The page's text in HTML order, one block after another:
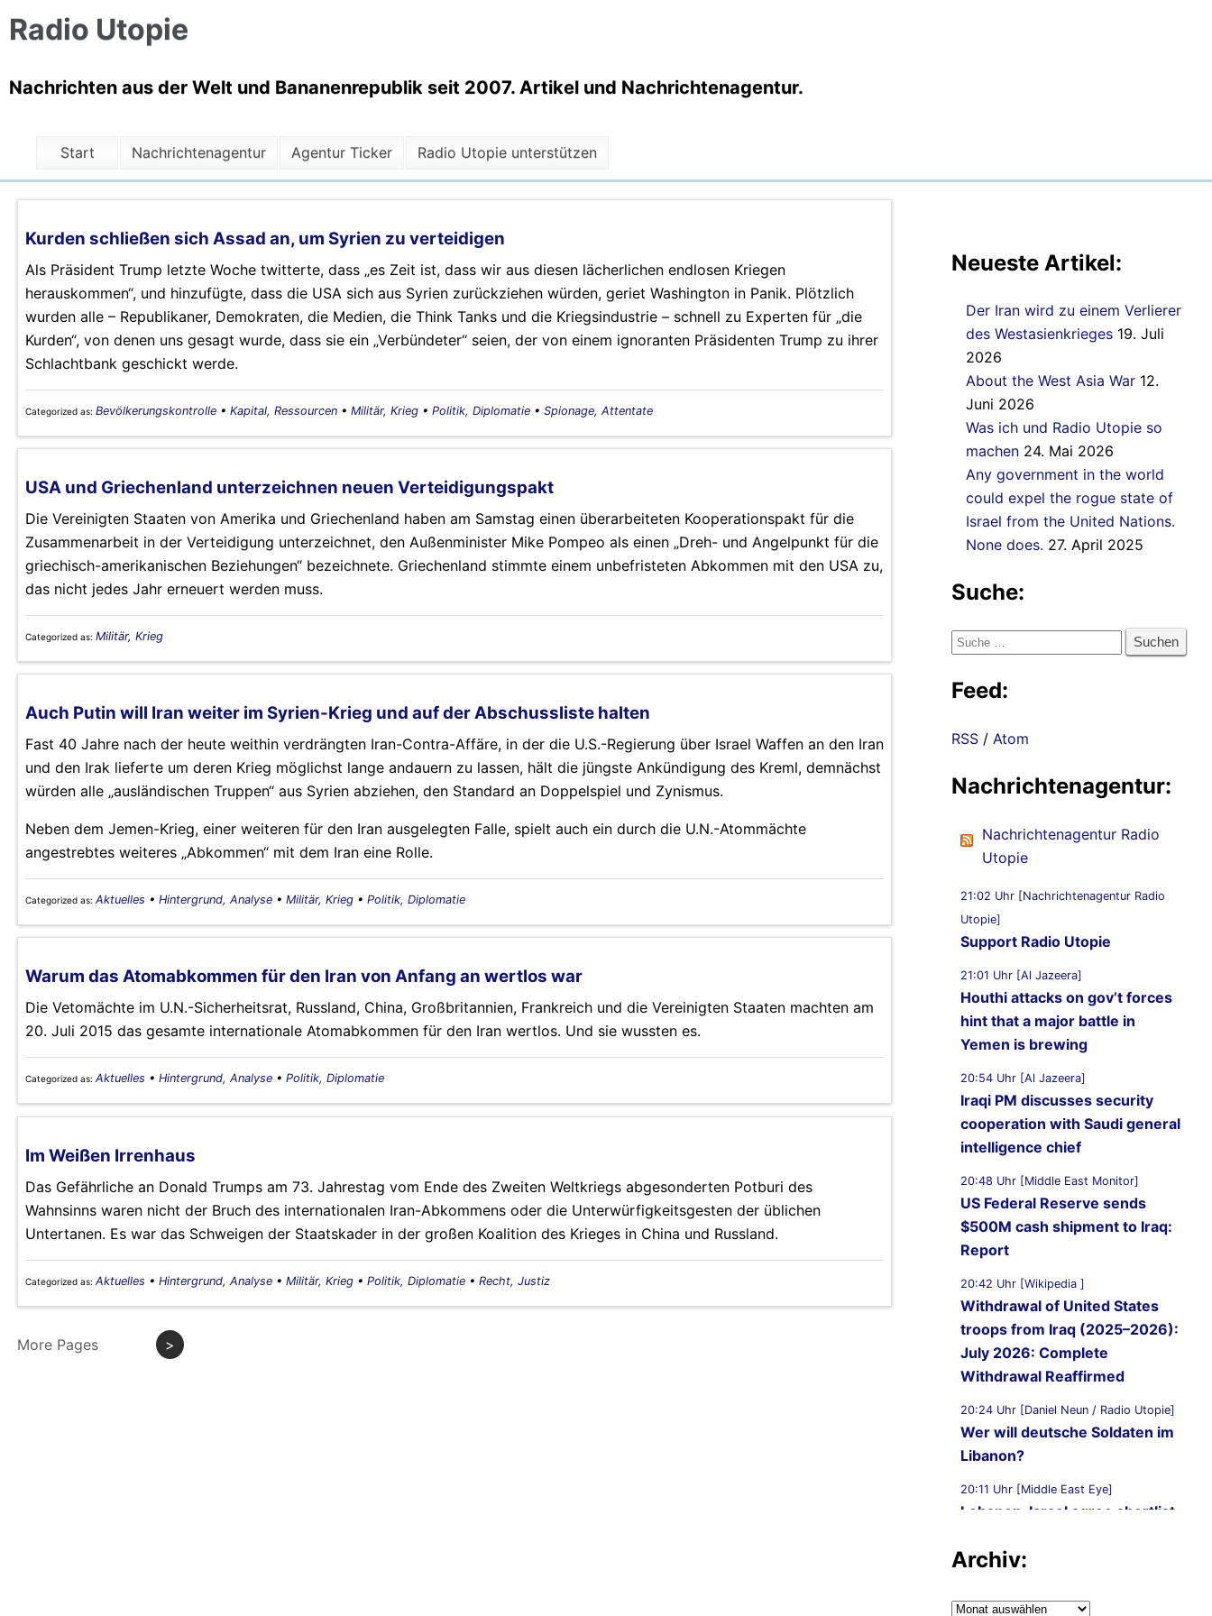
Radio Utopie
Nachrichten aus der Welt und Bananenrepublik seit 2007. Artikel und Nachrichtenagentur.
Start Nachrichtenagentur Agentur Ticker Radio Utopie unterstützen
Kurden schließen sich Assad an, um Syrien zu verteidigen
Als Präsident Trump letzte Woche twitterte, dass „es Zeit ist, dass wir aus diesen lächerlichen endlosen Kriegen
herauskommen“, und hinzufügte, dass die USA sich aus Syrien zurückziehen würden, geriet Washington in Panik. Plötzlich
wurden alle – Republikaner, Demokraten, die Medien, die Think Tanks und die Kriegsindustrie – schnell zu Experten für „die
Kurden“, von denen uns gesagt wurde, dass sie ein „Verbündeter“ seien, der von einem ignoranten Präsidenten Trump zu ihrer
Schlachtbank geschickt werde.
Categorized as: Bevölkerungskontrolle • Kapital, Ressourcen • Militär, Krieg • Politik, Diplomatie • Spionage, Attentate
USA und Griechenland unterzeichnen neuen Verteidigungspakt
Die Vereinigten Staaten von Amerika und Griechenland haben am Samstag einen überarbeiteten Kooperationspakt für die
Zusammenarbeit in der Verteidigung unterzeichnet, den Außenminister Mike Pompeo als einen „Dreh- und Angelpunkt für die
griechisch-amerikanischen Beziehungen“ bezeichnete. Griechenland stimmte einem unbefristeten Abkommen mit den USA zu,
das nicht jedes Jahr erneuert werden muss.
Categorized as: Militär, Krieg
Auch Putin will Iran weiter im Syrien-Krieg und auf der Abschussliste halten
Fast 40 Jahre nach der heute weithin verdrängten Iran-Contra-Affäre, in der die U.S.-Regierung über Israel Waffen an den Iran
und den Irak lieferte um deren Krieg möglichst lange andauern zu lassen, hält die jüngste Ankündigung des Kreml, demnächst
würden alle „ausländischen Truppen“ aus Syrien abziehen, den Standard an Doppelspiel und Zynismus.
Neben dem Jemen-Krieg, einer weiteren für den Iran ausgelegten Falle, spielt auch ein durch die U.N.-Atommächte
angestrebtes weiteres „Abkommen“ mit dem Iran eine Rolle.
Categorized as: Aktuelles • Hintergrund, Analyse • Militär, Krieg • Politik, Diplomatie
Warum das Atomabkommen für den Iran von Anfang an wertlos war
Die Vetomächte im U.N.-Sicherheitsrat, Russland, China, Großbritannien, Frankreich und die Vereinigten Staaten machten am
20. Juli 2015 das gesamte internationale Atomabkommen für den Iran wertlos. Und sie wussten es.
Categorized as: Aktuelles • Hintergrund, Analyse • Politik, Diplomatie
Im Weißen Irrenhaus
Das Gefährliche an Donald Trumps am 73. Jahrestag vom Ende des Zweiten Weltkriegs abgesonderten Potburi des
Wahnsinns waren nicht der Bruch des internationalen Iran-Abkommens oder die Unterwürfigkeitsgesten der üblichen
Untertanen. Es war das Schweigen der Staatskader in der großen Koalition des Krieges in China und Russland.
Categorized as: Aktuelles • Hintergrund, Analyse • Militär, Krieg • Politik, Diplomatie • Recht, Justiz
More Pages >
Neueste Artikel:
Der Iran wird zu einem Verlierer
des Westasienkrieges 19. Juli
2026
About the West Asia War 12.
Juni 2026
Was ich und Radio Utopie so
machen 24. Mai 2026
Any government in the world
could expel the rogue state of
Israel from the United Nations.
None does. 27. April 2025
Suche:
Suche
Feed:
RSS / Atom
Nachrichtenagentur:
Nachrichtenagentur Radio
Utopie
21:02 Uhr [Nachrichtenagentur Radio
Utopie]
Support Radio Utopie
21:01 Uhr [Al Jazeera]
Houthi attacks on gov’t forces
hint that a major battle in
Yemen is brewing
20:54 Uhr [Al Jazeera]
Iraqi PM discusses security
cooperation with Saudi general
intelligence chief
20:48 Uhr [Middle East Monitor]
US Federal Reserve sends
$500M cash shipment to Iraq:
Report
20:42 Uhr [Wikipedia ]
Withdrawal of United States
troops from Iraq (2025–2026):
July 2026: Complete
Withdrawal Reaffirmed
20:24 Uhr [Daniel Neun / Radio Utopie]
Wer will deutsche Soldaten im
Libanon?
20:11 Uhr [Middle East Eye]
Lebanon, Israel agree shortlist
troops to verify Hezbollah
Archiv:
Archiv: